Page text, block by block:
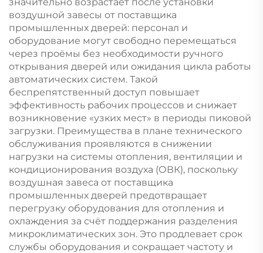
воздушной завесы от поставщика
промышленных дверей: персонал и
оборудование могут свободно перемещаться
через проёмы без необходимости ручного
открывания дверей или ожидания цикла работы
автоматических систем. Такой
беспрепятственный доступ повышает
эффективность рабочих процессов и снижает
возникновение «узких мест» в периоды пиковой
загрузки. Преимущества в плане технического
обслуживания проявляются в снижении
нагрузки на системы отопления, вентиляции и
кондиционирования воздуха (ОВК), поскольку
воздушная завеса от поставщика
промышленных дверей предотвращает
перегрузку оборудования для отопления и
охлаждения за счёт поддержания разделения
микроклиматических зон. Это продлевает срок
службы оборудования и сокращает частоту и